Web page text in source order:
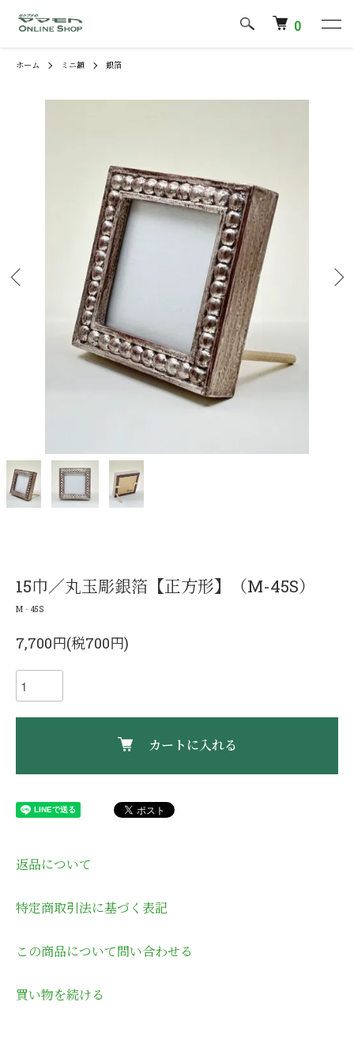
0
ホーム ミニ額 銀箔
15巾／丸玉彫銀箔【正方形】（M-45S）
M‐45S
7,700円(税700円)
カートに入れる
返品について
特定商取引法に基づく表記
この商品について問い合わせる
買い物を続ける